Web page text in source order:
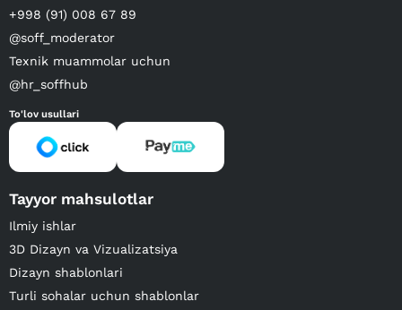
+998 (91) 008 67 89
@soff_moderator
Texnik muammolar uchun
@hr_soffhub
To'lov usullari
Tayyor mahsulotlar
Ilmiy ishlar
3D Dizayn va Vizualizatsiya
Dizayn shablonlari
Turli sohalar uchun shablonlar